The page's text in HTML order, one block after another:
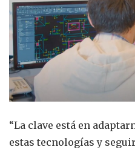
“La clave está en
estas tecnologías y